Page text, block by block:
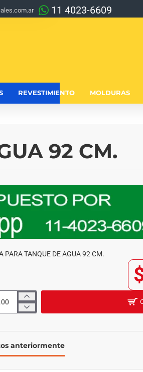
11 4023-6609
REVESTIMIENTO MOLDURAS
92 CM.
PARA TANQUE DE AGUA 92 CM.
anteriormente